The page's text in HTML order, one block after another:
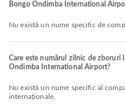
Bongo Ondimba International
Nu există un nume specific de
Care este numărul zilnic de zboruri
Ondimba International Airport?
Nu există un nume specific al companiei aeriene pentru zborurile
internaționale.